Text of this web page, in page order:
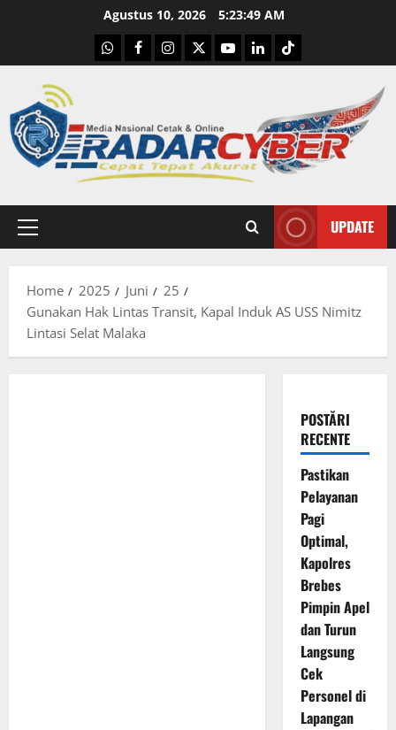
Agustus 10, 2026 5:23:50 AM
WhatsApp
Facebook
Instagram
X YoutubelinkedinTiktok
Primary
UPDATE
Home 2025 Juni
25
Gunakan Hak Lintas Transit, Kapal Induk AS USS Nimitz
Lintasi Selat Malaka
POSTĂRI
RECENTE
Pastikan
Pelayanan
Pagi
Optimal,
Kapolres
Brebes
Pimpin Apel
dan Turun
Langsung
Cek
Personel di
Lapangan